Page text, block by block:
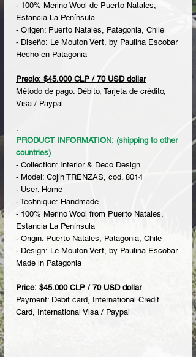
- 100% Merino Wool de Puerto Natales,
Estancia La Península
- Origen: Puerto Natales, Patagonia, Chile
- Diseño: Le Mouton Vert, by Paulina Escobar
Hecho en Patagonia
Precio: $45.000 CLP / 70 USD dollar
Método de pago: Débito, Tarjeta de crédito,
Visa / Paypal
.
.
PRODUCT INFORMATION: (shipping to other
countries)
- Collection: Interior & Deco Design
- Model: Cojín TRENZAS, cod. 8014
- User: Home
- Technique: Handmade
- 100% Merino Wool from Puerto Natales,
Estancia La Península
- Origin: Puerto Natales, Patagonia, Chile
- Design: Le Mouton Vert, by Paulina Escobar
Made in Patagonia
Price: $45.000 CLP / 70 USD dollar
Payment: Debit card, International Credit
Card, International Visa / Paypal